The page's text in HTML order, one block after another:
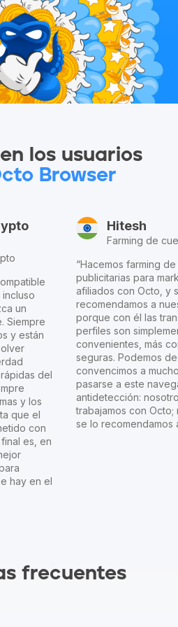
los usuarios
Browser
un
Siempre
y están
del
y los
que el
con
es, en
hay en el
Hitesh
Farming de
“Hacemos farming
publicitarias para
afiliados con Octo, y
recomendamos a
porque con él las
perfiles son
convenientes, más
seguras. Podemos
convencimos a
pasarse a este
antidetección:
trabajamos con Octo;
se lo recomendamos
frecuentes